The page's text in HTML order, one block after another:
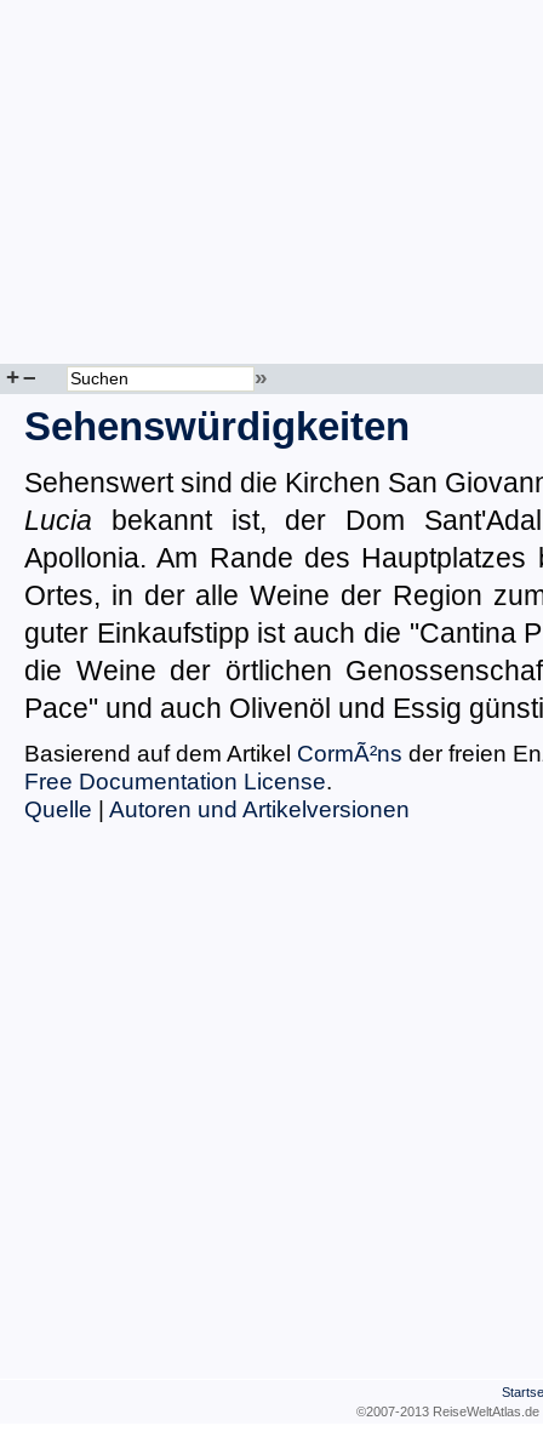
+– »
Sehenswürdigkeiten
Sehenswert sind die Kirchen San
Lucia bekannt ist, der Dom
Apollonia. Am Rande des
Ortes, in der alle Weine der Region
guter Einkaufstipp ist auch die "Cantina
die Weine der örtlichen
Pace" und auch Olivenöl und Essig
Basierend auf dem Artikel CormÃ²ns der freien
Free Documentation License.
Quelle | Autoren und Artikelversionen
©2007-2013